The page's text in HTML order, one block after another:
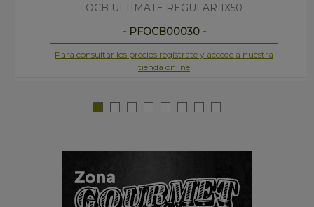
OCB ULTIMATE REGULAR 1X50
- PFOCB00030 -
Para consultar los precios regístrate y accede a nuestra
tienda online